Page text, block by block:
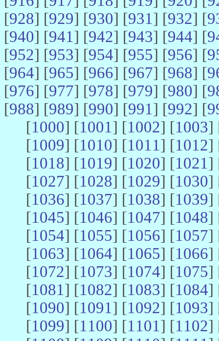
[928] [929] [930] [931] [932] [
[940] [941] [942] [943] [944] [
[952] [953] [954] [955] [956] [
[964] [965] [966] [967] [968] [
[976] [977] [978] [979] [980] [
[988] [989] [990] [991] [992] [
[1000] [1001] [1002] [1003]
[1009] [1010] [1011] [1012]
[1018] [1019] [1020] [1021]
[1027] [1028] [1029] [1030]
[1036] [1037] [1038] [1039]
[1045] [1046] [1047] [1048]
[1054] [1055] [1056] [1057]
[1063] [1064] [1065] [1066]
[1072] [1073] [1074] [1075]
[1081] [1082] [1083] [1084]
[1090] [1091] [1092] [1093]
[1099] [1100] [1101] [1102]